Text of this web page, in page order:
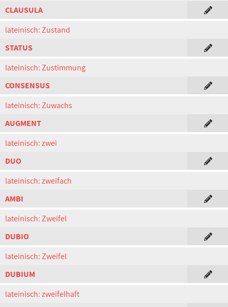
CLAUSULA
lateinisch: Zustand
STATUS
lateinisch: Zustimmung
CONSENSUS
lateinisch: Zuwachs
AUGMENT
lateinisch: zwei
DUO
lateinisch: zweifach
AMBI
lateinisch: Zweifel
DUBIO
lateinisch: Zweifel
DUBIUM
lateinisch: zweifelhaft